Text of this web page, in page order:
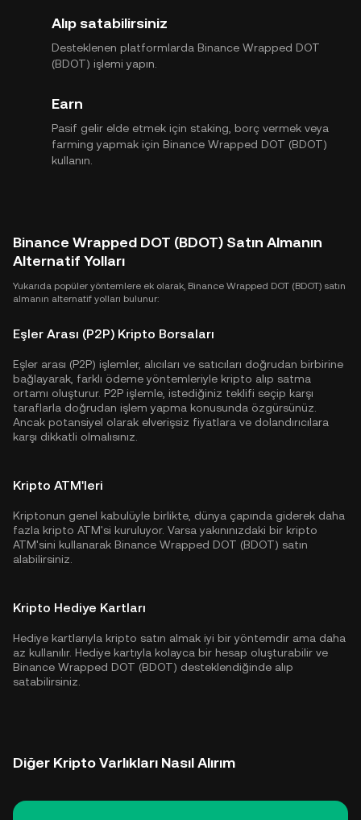
Alıp satabilirsiniz
Desteklenen platformlarda Binance Wrapped DOT
(BDOT) işlemi yapın.
Earn
Pasif gelir elde etmek için staking, borç vermek veya
farming yapmak için Binance Wrapped DOT (BDOT)
kullanın.
Binance Wrapped DOT (BDOT) Satın Almanın
Alternatif Yolları
Yukarıda popüler yöntemlere ek olarak, Binance Wrapped DOT (BDOT) satın
almanın alternatif yolları bulunur:
Eşler Arası (P2P) Kripto Borsaları
Eşler arası (P2P) işlemler, alıcıları ve satıcıları doğrudan birbirine
bağlayarak, farklı ödeme yöntemleriyle kripto alıp satma
ortamı oluşturur. P2P işlemle, istediğiniz teklifi seçip karşı
taraflarla doğrudan işlem yapma konusunda özgürsünüz.
Ancak potansiyel olarak elverişsiz fiyatlara ve dolandırıcılara
karşı dikkatli olmalısınız.
Kripto ATM'leri
Kriptonun genel kabulüyle birlikte, dünya çapında giderek daha
fazla kripto ATM'si kuruluyor. Varsa yakınınızdaki bir kripto
ATM'sini kullanarak Binance Wrapped DOT (BDOT) satın
alabilirsiniz.
Kripto Hediye Kartları
Hediye kartlarıyla kripto satın almak iyi bir yöntemdir ama daha
az kullanılır. Hediye kartıyla kolayca bir hesap oluşturabilir ve
Binance Wrapped DOT (BDOT) desteklendiğinde alıp
satabilirsiniz.
Diğer Kripto Varlıkları Nasıl Alırım